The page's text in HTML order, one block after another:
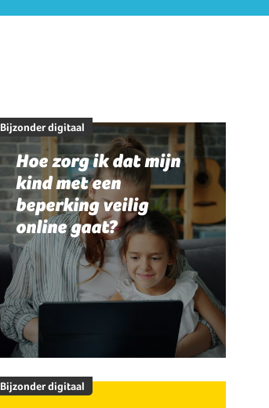
Bijzonder digitaal
Hoe zorg ik dat mijn
kind met een
beperking veilig
online gaat?
Bijzonder digitaal